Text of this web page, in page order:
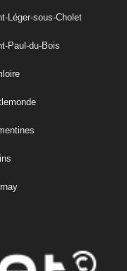
Léger-sous-Cholet
Paul-du-Bois